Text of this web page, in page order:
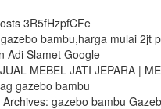
3R5fHzpfCFe
bambu,harga mulai 2jt
Adi Slamet Google
MEBEL JATI JEPARA |
gazebo bambu
gazebo bambu